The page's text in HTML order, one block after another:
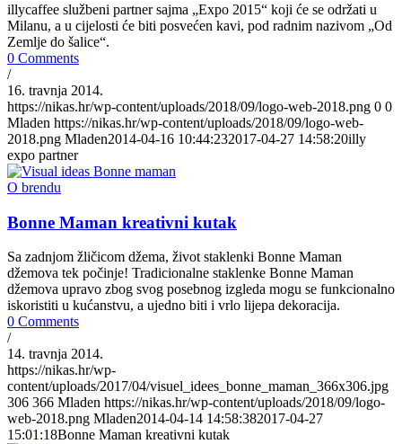
illycaffee službeni partner sajma „Expo 2015“ koji će se održati u
Milanu, a u cijelosti će biti posvećen kavi, pod radnim nazivom „Od
Zemlje do šalice“.
0 Comments
/
16. travnja 2014.
https://nikas.hr/wp-content/uploads/2018/09/logo-web-2018.png 0 0
Mladen https://nikas.hr/wp-content/uploads/2018/09/logo-web-
2018.png Mladen2014-04-16 10:44:232017-04-27 14:58:20illy
expo partner
O brendu
Bonne Maman kreativni kutak
Sa zadnjom žličicom džema, život staklenki Bonne Maman
džemova tek počinje! Tradicionalne staklenke Bonne Maman
džemova upravo zbog svog posebnog izgleda mogu se funkcionalno
iskoristiti u kućanstvu, a ujedno biti i vrlo lijepa dekoracija.
0 Comments
/
14. travnja 2014.
https://nikas.hr/wp-
content/uploads/2017/04/visuel_idees_bonne_maman_366x306.jpg
306 366 Mladen https://nikas.hr/wp-content/uploads/2018/09/logo-
web-2018.png Mladen2014-04-14 14:58:382017-04-27
15:01:18Bonne Maman kreativni kutak